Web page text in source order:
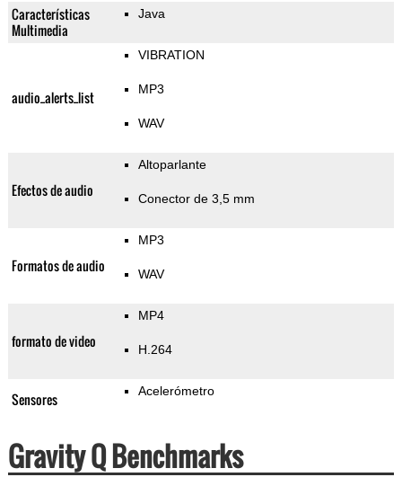
Características
Multimedia
Java
audio_alerts_list
VIBRATION
MP3
WAV
Efectos de audio
Altoparlante
Conector de 3,5 mm
Formatos de audio
MP3
WAV
formato de video
MP4
H.264
Sensores Acelerómetro
Gravity Q Benchmarks